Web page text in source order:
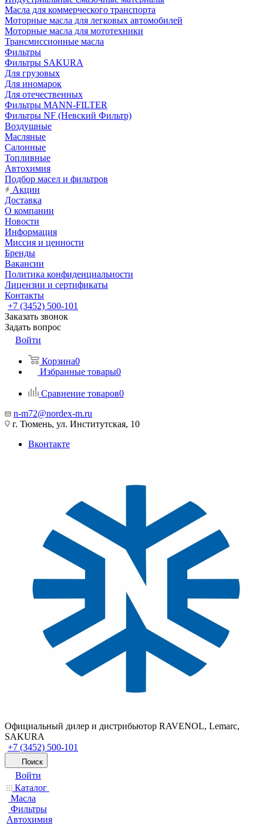
Масла для коммерческого транспорта
Моторные масла для легковых автомобилей
Моторные масла для мототехники
Трансмиссионные масла
Фильтры
Фильтры SAKURA
Для грузовых
Для иномарок
Для отечественных
Фильтры MANN-FILTER
Фильтры NF (Невский Фильтр)
Воздушные
Масляные
Салонные
Топливные
Автохимия
Подбор масел и фильтров
Акции
Доставка
О компании
Новости
Информация
Миссия и ценности
Бренды
Вакансии
Политика конфиденциальности
Лицензии и сертификаты
Контакты
+7 (3452) 500-101
Заказать звонок
Задать вопрос
Войти
Корзина0
Избранные товары0
Сравнение товаров0
n-m72@nordex-m.ru
г. Тюмень, ул. Институтская, 10
Вконтакте
Официальный дилер и дистрибьютор RAVENOL, Lemarc,
SAKURA
+7 (3452) 500-101
Поиск
Войти
Каталог
Масла
Фильтры
Автохимия